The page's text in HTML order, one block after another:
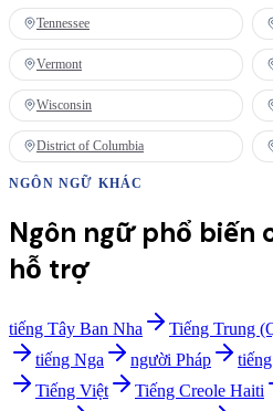
Tennessee
Vermont
Wisconsin
District of Columbia
NGÔN NGỮ KHÁC
Ngôn ngữ phổ biến
hỗ trợ
tiếng Tây Ban Nha Tiếng Trung
tiếng Nga
người Pháp
Tiếng Việt
Tiếng Creole Haiti